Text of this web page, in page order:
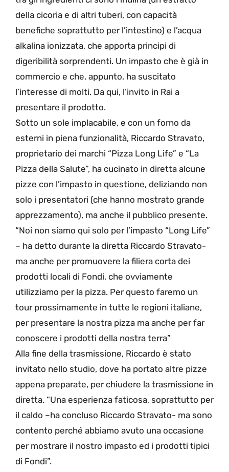
della cicoria e di altri tuberi, con capacità
benefiche soprattutto per l’intestino) e l’acqua
alkalina ionizzata, che apporta principi di
digeribilità sorprendenti. Un impasto che è già in
commercio e che, appunto, ha suscitato
l’interesse di molti. Da qui, l’invito in Rai a
presentare il prodotto.
Sotto un sole implacabile, e con un forno da
esterni in piena funzionalità, Riccardo Stravato,
proprietario dei marchi “Pizza Long Life” e “La
Pizza della Salute”, ha cucinato in diretta alcune
pizze con l’impasto in questione, deliziando non
solo i presentatori (che hanno mostrato grande
apprezzamento), ma anche il pubblico presente.
“Noi non siamo qui solo per l’impasto “Long Life”
– ha detto durante la diretta Riccardo Stravato-
ma anche per promuovere la filiera corta dei
prodotti locali di Fondi, che ovviamente
utilizziamo per la pizza. Per questo faremo un
tour prossimamente in tutte le regioni italiane,
per presentare la nostra pizza ma anche per far
conoscere i prodotti della nostra terra”
Alla fine della trasmissione, Riccardo è stato
invitato nello studio, dove ha portato altre pizze
appena preparate, per chiudere la trasmissione in
diretta. “Una esperienza faticosa, soprattutto per
il caldo –ha concluso Riccardo Stravato- ma sono
contento perché abbiamo avuto una occasione
per mostrare il nostro impasto ed i prodotti tipici
di Fondi”.